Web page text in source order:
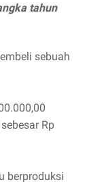
tahun
sebuah
Rp
berproduksi